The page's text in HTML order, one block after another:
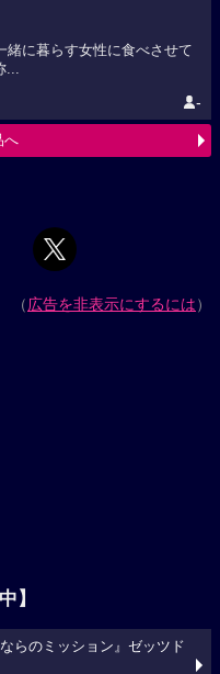
緒に暮らす女性に食べさせて
-
へ
（広告を非表示にするには）
】
らのミッション』ゼッツド